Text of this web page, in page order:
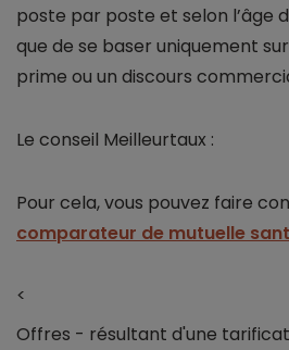
poste par poste et selon l’âge
que de se baser uniquement
prime ou un discours
Le conseil Meilleurtaux :
Pour cela, vous pouvez faire
comparateur de mutuelle
<
Offres - résultant d'une